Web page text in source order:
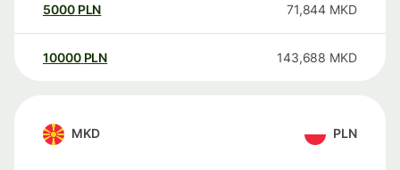
5000 PLN 71,844 MKD
10000 PLN 143,688 MKD
MKD PLN